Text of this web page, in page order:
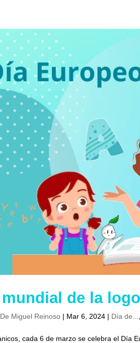
mundial de la
Miguel Reinoso | Mar 6, 2024 | Día de...
cada 6 de marzo se celebra el Día